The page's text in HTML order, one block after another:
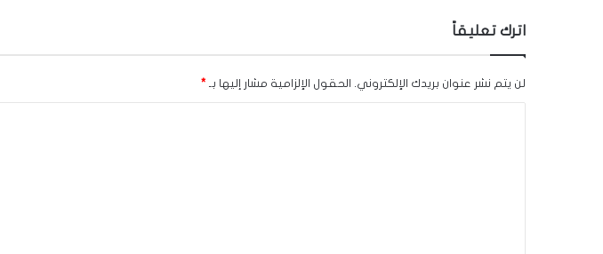
اترك تعليقاً
لن يتم نشر عنوان بريدك الإلكتروني. الحقول الإلزامية مشار إليها بـ *